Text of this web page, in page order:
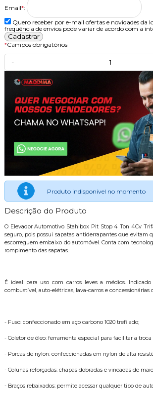
Email*:
Quero receber por e-mail ofertas e novidades da
frequência de envios pode variar de acordo com a
*Campos obrigatórios
-
Produto indisponível no momento
Descrição do Produto
O Elevador Automotivo Stahlbox Pit Stop 4 Ton 4Cv
seguro, pois possui sapatas antiderrapantes que evitam
escorreguem embaixo do automóvel. Conta com
rompimento das sapatas.
É ideal para uso com carros leves a médios.
combustível, auto-elétricas, lava-carros e concessionárias
- Fuso: confeccionado em aço carbono 1020 trefilado;
- Coletor de óleo: ferramenta especial para facilitar a troca
- Porcas de nylon: confeccionadas em nylon de alta
- Colunas reforçadas: chapas dobradas e vincadas de
- Braços rebaixados: permite acessar qualquer tipo de